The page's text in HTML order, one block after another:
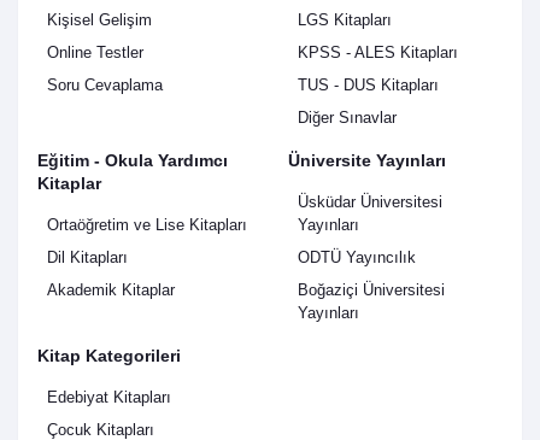
Kişisel Gelişim
Online Testler
Soru Cevaplama
LGS Kitapları
KPSS - ALES Kitapları
TUS - DUS Kitapları
Diğer Sınavlar
Eğitim - Okula Yardımcı
Kitaplar
Ortaöğretim ve Lise Kitapları
Dil Kitapları
Akademik Kitaplar
Üniversite Yayınları
Üsküdar Üniversitesi
Yayınları
ODTÜ Yayıncılık
Boğaziçi Üniversitesi
Yayınları
Kitap Kategorileri
Edebiyat Kitapları
Çocuk Kitapları